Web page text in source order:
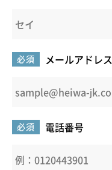
メールアドレス
必須
電話番号
必須